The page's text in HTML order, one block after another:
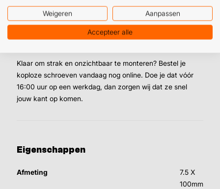
zelftappende schroefdraad en de scherpe snijpunt zorgen
voor directe verankering in steen en beton. Voorboren
blijft daarbij essentieel om scheefstand en spanning in het
materiaal te voorkomen.
Klaar om strak en onzichtbaar te monteren? Bestel je
koploze schroeven vandaag nog online. Doe je dat vóór
16:00 uur op een werkdag, dan zorgen wij dat ze snel
jouw kant op komen.
Eigenschappen
Afmeting
7.5 X
100mm
Weigeren Aanpassen
Accepteer alle